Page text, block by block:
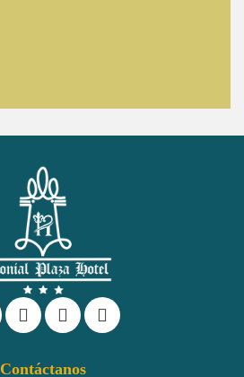
Contáctanos